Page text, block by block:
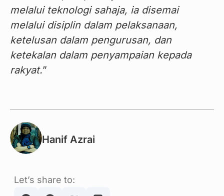
melalui teknologi sahaja, ia disemai
melalui disiplin dalam pelaksanaan,
ketelusan dalam pengurusan, dan
ketekalan dalam penyampaian kepada
rakyat.”
Hanif Azrai
Let’s share to: